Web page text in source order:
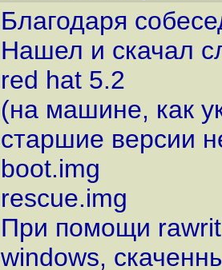
Благодаря
Нашел и скачал
red hat 5.2
(на машине, как
старшие версии
boot.img
rescue.img
При помощи
windows,